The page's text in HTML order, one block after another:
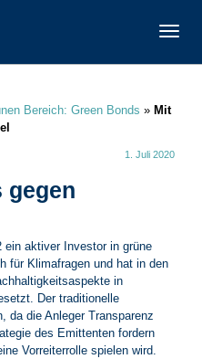
Bereich: Green Bonds » Mit
1. Juli 2020
gegen
aktiver Investor in grüne
für Klimafragen und hat in den
in
Der traditionelle
da die Anleger Transparenz
des Emittenten fordern
Vorreiterrolle spielen wird.